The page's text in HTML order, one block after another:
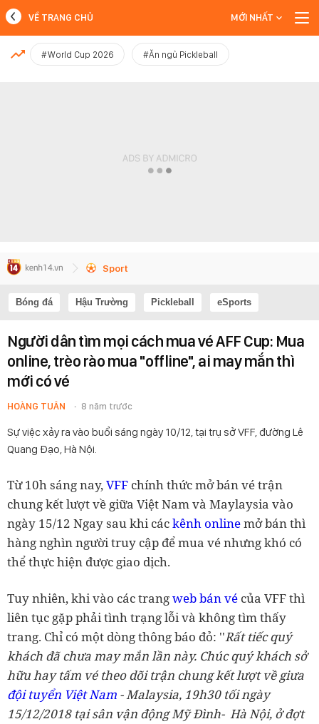
MỚI NHẤT
VỀ TRANG CHỦ MỚI NHẤT
#World Cup 2026 #Ăn ngủ Pickleball
Sport
Bóng đá Hậu Trường Pickleball eSports
Người dân tìm mọi cách mua vé AFF Cup: Mua
online, trèo rào mua "offline", ai may mắn thì
mới có vé
HOÀNG TUÂN 8 năm trước
Sự việc xảy ra vào buổi sáng ngày 10/12, tại trụ sở VFF, đường Lê
Quang Đạo, Hà Nội.
Từ 10h sáng nay,VFF chính thức mở bán vé trận
chung kết lượt về giữa Việt Nam và Maylaysia vào
ngày 15/12 Ngay sau khi cáckênh onlinemở bán thì
hàng nghìn người truy cập để mua vé nhưng khó có
thể thực hiện được giao dịch.
Tuy nhiên, khi vào các trangweb bán vé của VFF thì
liên tục gặp phải tình trạng lỗi và không tìm thấy
trang. Chỉ có một dòng thông báo đỏ: ''Rất tiếc quý
khách đã chưa may mắn lần này. Chúc quý khách sở
hữu hay tấm vé theo dõi trận chung kết lượt về giưa
đội tuyển Việt Nam - Malaysia, 19h30 tối ngày
15/12/2018 tại sân vận động Mỹ Đình- Hà Nội, ở đợt